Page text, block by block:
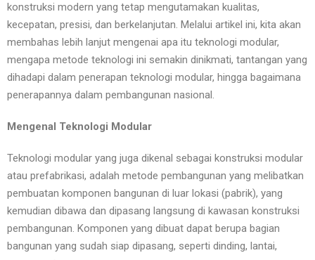
konstruksi modern yang tetap mengutamakan kualitas,
kecepatan, presisi, dan berkelanjutan. Melalui artikel ini, kita akan
membahas lebih lanjut mengenai apa itu teknologi modular,
mengapa metode teknologi ini semakin dinikmati, tantangan yang
dihadapi dalam penerapan teknologi modular, hingga bagaimana
penerapannya dalam pembangunan nasional.
Mengenal Teknologi Modular
Teknologi modular yang juga dikenal sebagai konstruksi modular
atau prefabrikasi, adalah metode pembangunan yang melibatkan
pembuatan komponen bangunan di luar lokasi (pabrik), yang
kemudian dibawa dan dipasang langsung di kawasan konstruksi
pembangunan. Komponen yang dibuat dapat berupa bagian
bangunan yang sudah siap dipasang, seperti dinding, lantai,